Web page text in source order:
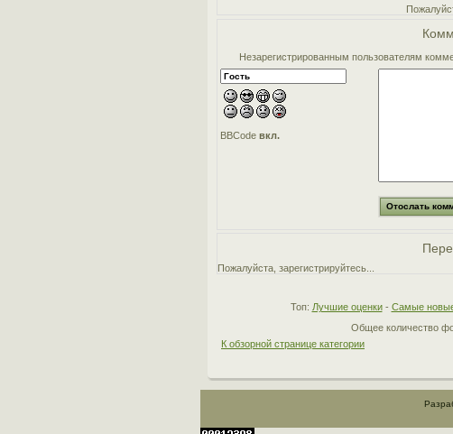
Незарегистрированным пользователям
BBCodeвкл.
Пожалуйста, зарегистрируйтесь...
Топ: Лучшие оценки- Самые
Общее количество
К обзорной странице категории